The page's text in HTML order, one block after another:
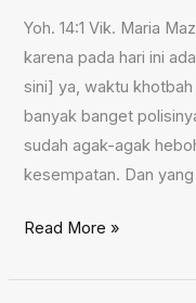
Yoh. 14:1 Vik. Maria
karena pada hari ini
sini] ya, waktu khotbah
banyak banget
sudah agak-agak
kesempatan. Dan
Jangan
Percayalah,
Read More »